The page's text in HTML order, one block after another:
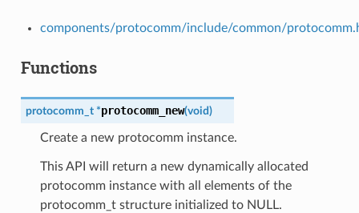
components/protocomm/include/common/
Functions
protocomm_t *protocomm_new(void)
Create a new protocomm instance.
This API will return a new dynamically allocated
protocomm instance with all elements of the
protocomm_t structure initialized to NULL.